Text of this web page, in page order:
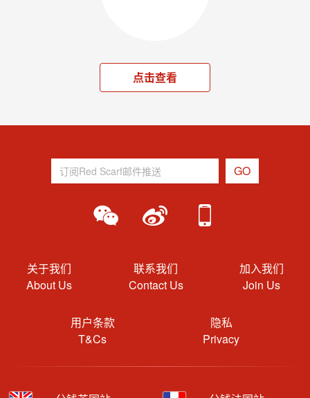
点击查看
关于我们
About Us
联系我们
Contact Us
加入我们
Join Us
用户条款
T&Cs
隐私
Privacy